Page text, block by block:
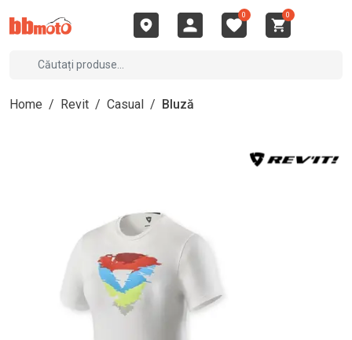
0 0
Home / Revit / Casual / Bluză